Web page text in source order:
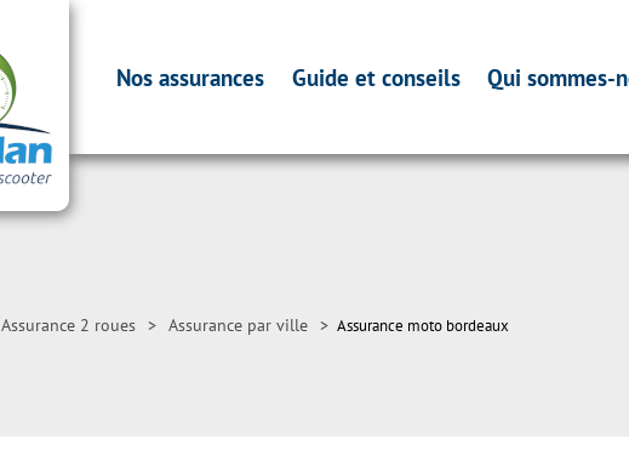
Nos assurances Guide et conseils Qui sommes-
Assurance 2 roues > Assurance par ville > Assurance moto bordeaux